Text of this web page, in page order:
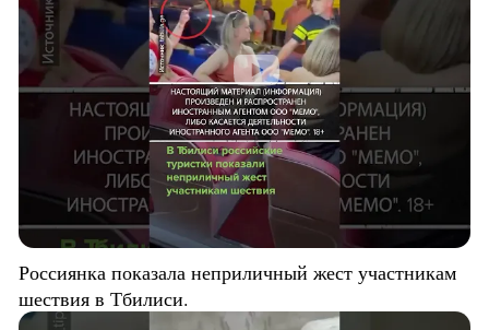
Россиянка показала неприличный жест участникам
шествия в Тбилиси.